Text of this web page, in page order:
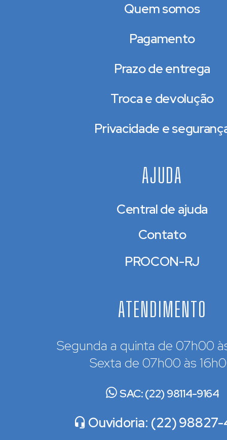
Quem somos
Pagamento
Prazo de entrega
Troca e devolução
Privacidade e
AJUDA
Central de ajuda
Contato
PROCON-RJ
ATENDIMENTO
Segunda a quinta de 07h00
Sexta de 07h00 às
SAC: (22) 98114-9164
Ouvidoria: (22) 98827-